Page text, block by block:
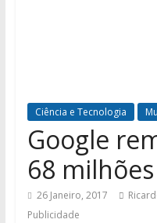
Ciência e Tecnologia
Google
68
26 Janeiro, 2017
Publicidade